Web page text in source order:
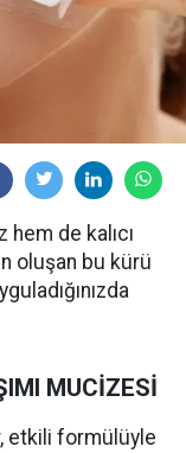
de kalıcı
oluşan bu kürü
MUCİZESİ
etkili formülüyle